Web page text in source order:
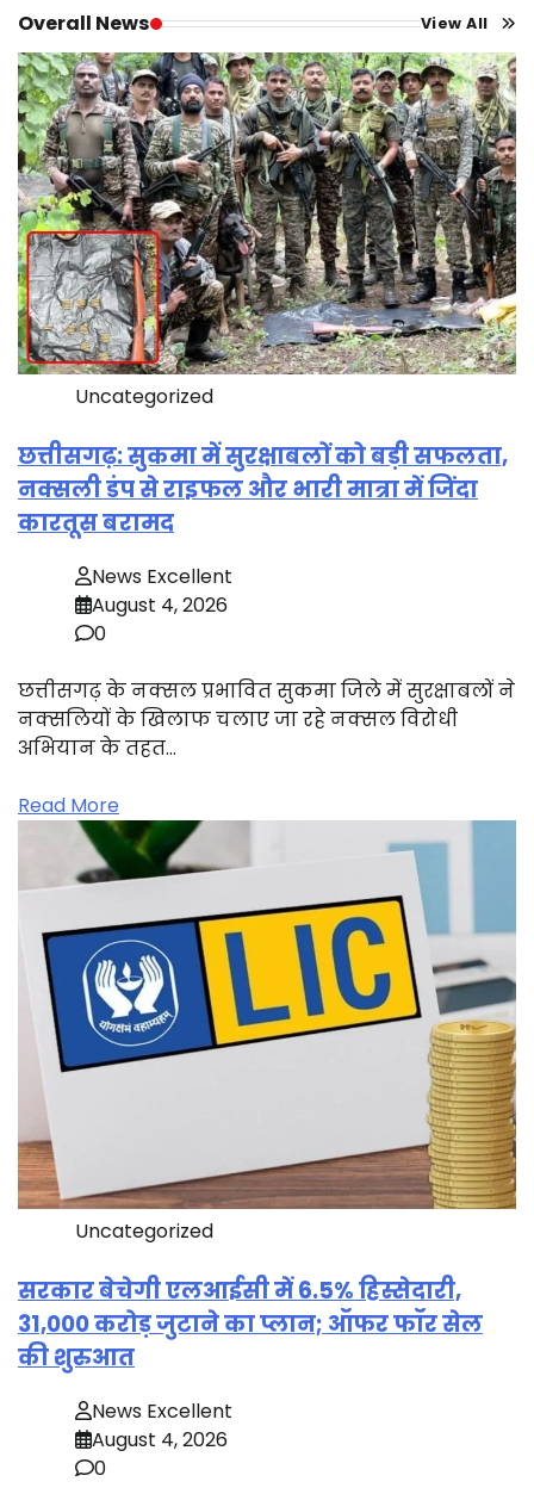
Overall News View All
Uncategorized
छत्तीसगढ़: सुकमा में सुरक्षाबलों को बड़ी सफलता,
नक्सली डंप से राइफल और भारी मात्रा में जिंदा
कारतूस बरामद
News Excellent
August 4, 2026
0
छत्तीसगढ़ के नक्सल प्रभावित सुकमा जिले में सुरक्षाबलों ने
नक्सलियों के खिलाफ चलाए जा रहे नक्सल विरोधी
अभियान के तहत…
Read More
Uncategorized
सरकार बेचेगी एलआईसी में 6.5% हिस्सेदारी,
31,000 करोड़ जुटाने का प्लान; ऑफर फॉर सेल
की शुरुआत
News Excellent
August 4, 2026
0